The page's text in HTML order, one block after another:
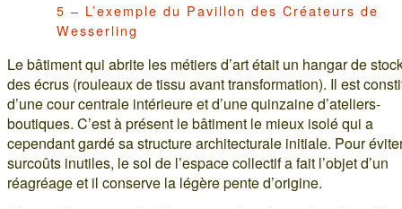
5 – L’exemple du Pavillon des Créateurs de
Wesserling
Le bâtiment qui abrite les métiers d’art était un hangar de
des écrus (rouleaux de tissu avant transformation). Il est
d’une cour centrale intérieure et d’une quinzaine d’ateliers-
boutiques. C’est à présent le bâtiment le mieux isolé qui a
cependant gardé sa structure architecturale initiale. Pour
surcoûts inutiles, le sol de l’espace collectif a fait l’objet d’un
réagréage et il conserve la légère pente d’origine.